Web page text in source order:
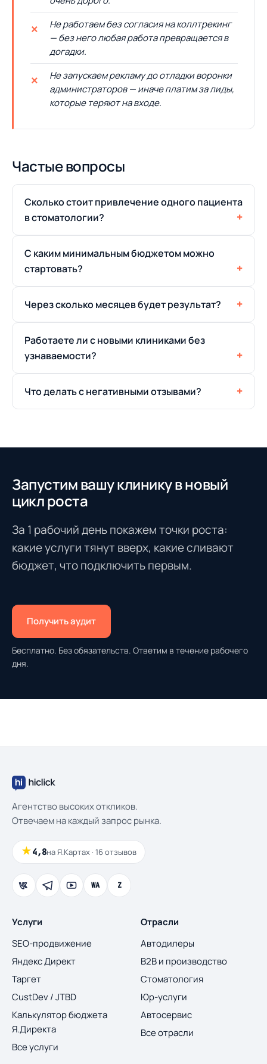
Не работаем без согласия на коллтрекинг
— без него любая работа превращается в
догадки.
Не запускаем рекламу до отладки воронки
администраторов — иначе платим за лиды,
которые теряют на входе.
Частые вопросы
Сколько стоит привлечение одного пациента
в стоматологии?
С каким минимальным бюджетом можно
стартовать?
Через сколько месяцев будет результат?
Работаете ли с новыми клиниками без
узнаваемости?
Что делать с негативными отзывами?
Запустим вашу клинику в новый
цикл роста
За 1 рабочий день покажем точки роста:
какие услуги тянут вверх, какие сливают
бюджет, что подключить первым.
Получить аудит
Бесплатно. Без обязательств. Ответим в течение рабочего
дня.
Агентство высоких откликов.
Отвечаем на каждый запрос рынка.
★4,8на Я.Картах · 16 отзывов
WA Z
Услуги
SEO-продвижение
Яндекс Директ
Таргет
CustDev / JTBD
Калькулятор бюджета
Я.Директа
Все услуги
Отрасли
Автодилеры
B2B и производство
Стоматология
Юр-услуги
Автосервис
Все отрасли